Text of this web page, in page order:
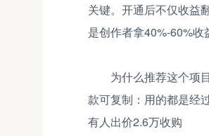
关键。开通后不仅收益
是创作者拿40%-60%收
为什么推荐这个项
款可复制：用的都是经
有人出价2.6万收购